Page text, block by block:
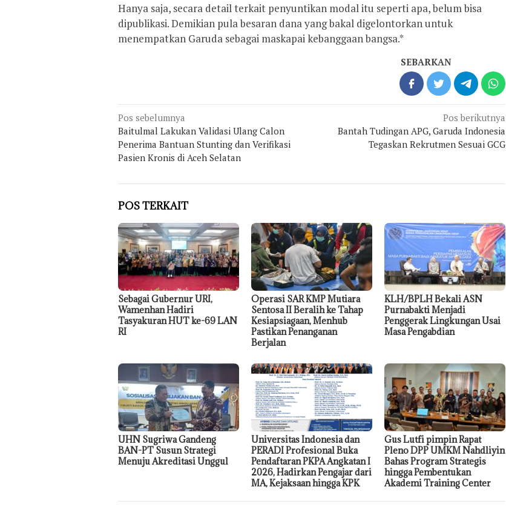
Hanya saja, secara detail terkait penyuntikan modal itu seperti apa, belum bisa
dipublikasi. Demikian pula besaran dana yang bakal digelontorkan untuk
menempatkan Garuda sebagai maskapai kebanggaan bangsa.*
SEBARKAN
Navigasi
pos
Pos sebelumnya
Baitulmal Lakukan Validasi Ulang Calon
Penerima Bantuan Stunting dan Verifikasi
Pasien Kronis di Aceh Selatan
Pos berikutnya
Bantah Tudingan APG, Garuda Indonesia
Tegaskan Rekrutmen Sesuai GCG
POS TERKAIT
Sebagai Gubernur URI,
Wamenhan Hadiri
Tasyakuran HUT ke-69 LAN
RI
Operasi SAR KMP Mutiara
Sentosa II Beralih ke Tahap
Kesiapsiagaan, Menhub
Pastikan Penanganan
Berjalan
KLH/BPLH Bekali ASN
Purnabakti Menjadi
Penggerak Lingkungan Usai
Masa Pengabdian
UHN Sugriwa Gandeng
BAN-PT Susun Strategi
Menuju Akreditasi Unggul
Universitas Indonesia dan
PERADI Profesional Buka
Pendaftaran PKPA Angkatan I
2026, Hadirkan Pengajar dari
MA, Kejaksaan hingga KPK
Gus Lutfi pimpin Rapat
Pleno DPP UMKM Nahdliyin
Bahas Program Strategis
hingga Pembentukan
Akademi Training Center